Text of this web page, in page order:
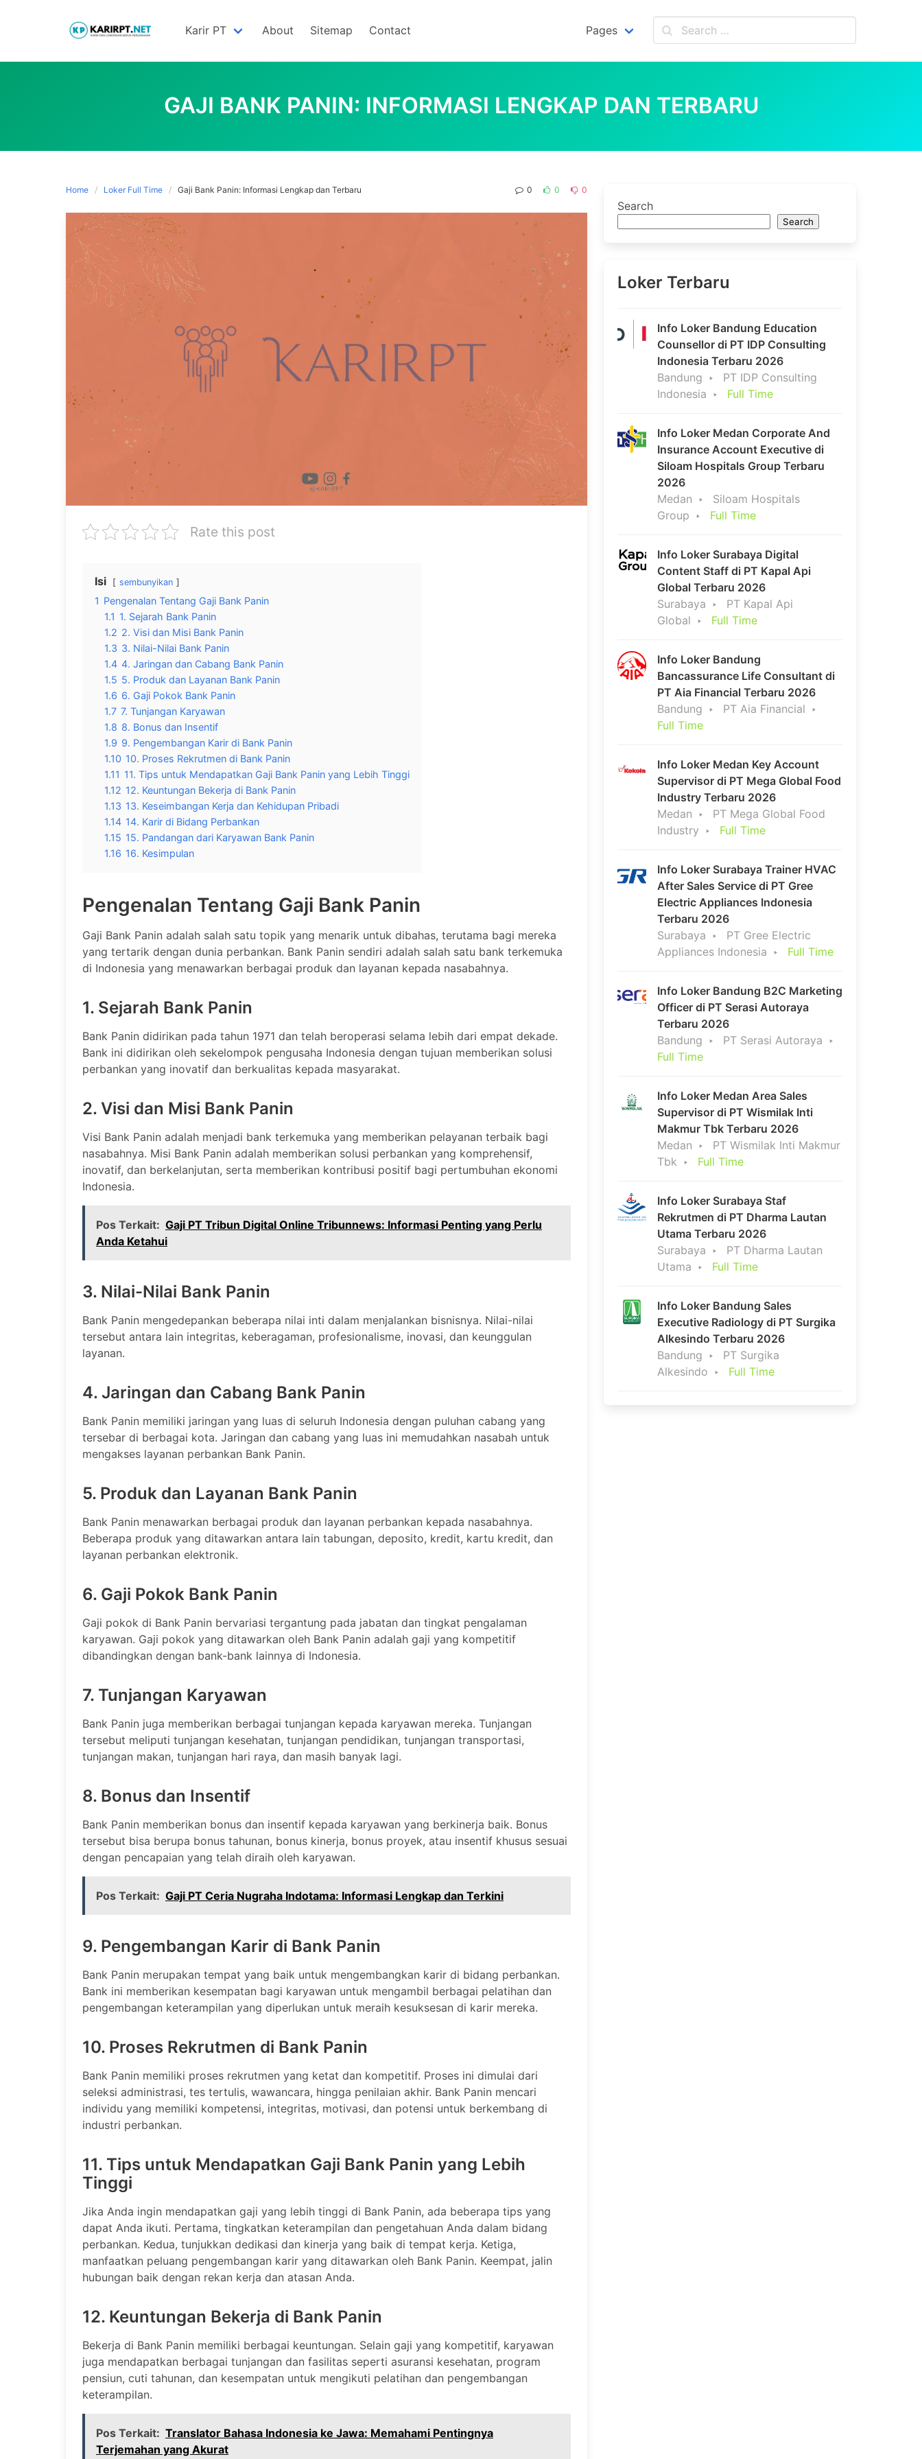
Karir PT About Sitemap Contact Pages
GAJI BANK PANIN: INFORMASI LENGKAP DAN TERBARU
Home Loker Full Time Gaji Bank Panin: Informasi Lengkap dan Terbaru 0 0 0
Rate this post
Isi sembunyikan
1 Pengenalan Tentang Gaji Bank Panin
1.1 1. Sejarah Bank Panin
1.2 2. Visi dan Misi Bank Panin
1.3 3. Nilai-Nilai Bank Panin
1.4 4. Jaringan dan Cabang Bank Panin
1.5 5. Produk dan Layanan Bank Panin
1.6 6. Gaji Pokok Bank Panin
1.7 7. Tunjangan Karyawan
1.8 8. Bonus dan Insentif
1.9 9. Pengembangan Karir di Bank Panin
1.10 10. Proses Rekrutmen di Bank Panin
1.11 11. Tips untuk Mendapatkan Gaji Bank Panin yang Lebih Tinggi
1.12 12. Keuntungan Bekerja di Bank Panin
1.13 13. Keseimbangan Kerja dan Kehidupan Pribadi
1.14 14. Karir di Bidang Perbankan
1.15 15. Pandangan dari Karyawan Bank Panin
1.16 16. Kesimpulan
Pengenalan Tentang Gaji Bank Panin
Gaji Bank Panin adalah salah satu topik yang menarik untuk dibahas, terutama bagi mereka
yang tertarik dengan dunia perbankan. Bank Panin sendiri adalah salah satu bank terkemuka
di Indonesia yang menawarkan berbagai produk dan layanan kepada nasabahnya.
1. Sejarah Bank Panin
Bank Panin didirikan pada tahun 1971 dan telah beroperasi selama lebih dari empat dekade.
Bank ini didirikan oleh sekelompok pengusaha Indonesia dengan tujuan memberikan solusi
perbankan yang inovatif dan berkualitas kepada masyarakat.
2. Visi dan Misi Bank Panin
Visi Bank Panin adalah menjadi bank terkemuka yang memberikan pelayanan terbaik bagi
nasabahnya. Misi Bank Panin adalah memberikan solusi perbankan yang komprehensif,
inovatif, dan berkelanjutan, serta memberikan kontribusi positif bagi pertumbuhan ekonomi
Indonesia.
Pos Terkait: Gaji PT Tribun Digital Online Tribunnews: Informasi Penting yang Perlu
Anda Ketahui
3. Nilai-Nilai Bank Panin
Bank Panin mengedepankan beberapa nilai inti dalam menjalankan bisnisnya. Nilai-nilai
tersebut antara lain integritas, keberagaman, profesionalisme, inovasi, dan keunggulan
layanan.
4. Jaringan dan Cabang Bank Panin
Bank Panin memiliki jaringan yang luas di seluruh Indonesia dengan puluhan cabang yang
tersebar di berbagai kota. Jaringan dan cabang yang luas ini memudahkan nasabah untuk
mengakses layanan perbankan Bank Panin.
5. Produk dan Layanan Bank Panin
Bank Panin menawarkan berbagai produk dan layanan perbankan kepada nasabahnya.
Beberapa produk yang ditawarkan antara lain tabungan, deposito, kredit, kartu kredit, dan
layanan perbankan elektronik.
6. Gaji Pokok Bank Panin
Gaji pokok di Bank Panin bervariasi tergantung pada jabatan dan tingkat pengalaman
karyawan. Gaji pokok yang ditawarkan oleh Bank Panin adalah gaji yang kompetitif
dibandingkan dengan bank-bank lainnya di Indonesia.
7. Tunjangan Karyawan
Bank Panin juga memberikan berbagai tunjangan kepada karyawan mereka. Tunjangan
tersebut meliputi tunjangan kesehatan, tunjangan pendidikan, tunjangan transportasi,
tunjangan makan, tunjangan hari raya, dan masih banyak lagi.
8. Bonus dan Insentif
Bank Panin memberikan bonus dan insentif kepada karyawan yang berkinerja baik. Bonus
tersebut bisa berupa bonus tahunan, bonus kinerja, bonus proyek, atau insentif khusus sesuai
dengan pencapaian yang telah diraih oleh karyawan.
Pos Terkait: Gaji PT Ceria Nugraha Indotama: Informasi Lengkap dan Terkini
9. Pengembangan Karir di Bank Panin
Bank Panin merupakan tempat yang baik untuk mengembangkan karir di bidang perbankan.
Bank ini memberikan kesempatan bagi karyawan untuk mengambil berbagai pelatihan dan
pengembangan keterampilan yang diperlukan untuk meraih kesuksesan di karir mereka.
10. Proses Rekrutmen di Bank Panin
Bank Panin memiliki proses rekrutmen yang ketat dan kompetitif. Proses ini dimulai dari
seleksi administrasi, tes tertulis, wawancara, hingga penilaian akhir. Bank Panin mencari
individu yang memiliki kompetensi, integritas, motivasi, dan potensi untuk berkembang di
industri perbankan.
11. Tips untuk Mendapatkan Gaji Bank Panin yang Lebih
Tinggi
Jika Anda ingin mendapatkan gaji yang lebih tinggi di Bank Panin, ada beberapa tips yang
dapat Anda ikuti. Pertama, tingkatkan keterampilan dan pengetahuan Anda dalam bidang
perbankan. Kedua, tunjukkan dedikasi dan kinerja yang baik di tempat kerja. Ketiga,
manfaatkan peluang pengembangan karir yang ditawarkan oleh Bank Panin. Keempat, jalin
hubungan baik dengan rekan kerja dan atasan Anda.
12. Keuntungan Bekerja di Bank Panin
Bekerja di Bank Panin memiliki berbagai keuntungan. Selain gaji yang kompetitif, karyawan
juga mendapatkan berbagai tunjangan dan fasilitas seperti asuransi kesehatan, program
pensiun, cuti tahunan, dan kesempatan untuk mengikuti pelatihan dan pengembangan
keterampilan.
Pos Terkait: Translator Bahasa Indonesia ke Jawa: Memahami Pentingnya
Terjemahan yang Akurat
Search
Search
Loker Terbaru
Info Loker Bandung Education
Counsellor di PT IDP Consulting
Indonesia Terbaru 2026
Bandung
PT IDP Consulting
Indonesia
Full Time
Info Loker Medan Corporate And
Insurance Account Executive di
Siloam Hospitals Group Terbaru
2026
Medan
Siloam Hospitals
Group
Full Time
Info Loker Surabaya Digital
Content Staff di PT Kapal Api
Global Terbaru 2026
Surabaya
PT Kapal Api
Global
Full Time
Info Loker Bandung
Bancassurance Life Consultant di
PT Aia Financial Terbaru 2026
Bandung
PT Aia Financial
Full Time
Info Loker Medan Key Account
Supervisor di PT Mega Global Food
Industry Terbaru 2026
Medan
PT Mega Global Food
Industry
Full Time
Info Loker Surabaya Trainer HVAC
After Sales Service di PT Gree
Electric Appliances Indonesia
Terbaru 2026
Surabaya
PT Gree Electric
Appliances Indonesia
Full Time
Info Loker Bandung B2C Marketing
Officer di PT Serasi Autoraya
Terbaru 2026
Bandung
PT Serasi Autoraya
Full Time
Info Loker Medan Area Sales
Supervisor di PT Wismilak Inti
Makmur Tbk Terbaru 2026
Medan
PT Wismilak Inti Makmur
Tbk
Full Time
Info Loker Surabaya Staf
Rekrutmen di PT Dharma Lautan
Utama Terbaru 2026
Surabaya
PT Dharma Lautan
Utama
Full Time
Info Loker Bandung Sales
Executive Radiology di PT Surgika
Alkesindo Terbaru 2026
Bandung
PT Surgika
Alkesindo
Full Time